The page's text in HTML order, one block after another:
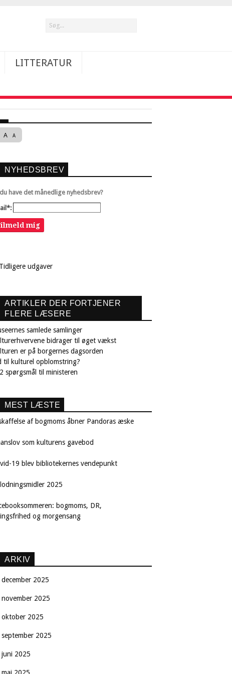
LITTERATUR
A A
NYHEDSBREV
have det månedlige nyhedsbrev?
mig
Tidligere udgaver
ARTIKLER DER FORTJENER
FLERE LÆSERE
samlede samlinger
bidrager til øget vækst
er på borgernes dagsorden
til kulturel opblomstring?
spørgsmål til ministeren
MEST LÆSTE
af bogmoms åbner Pandoras æske
som kulturens gavebod
19 blev bibliotekernes vendepunkt
2025
bogmoms, DR,
og morgensang
ARKIV
december 2025
november 2025
oktober 2025
september 2025
juni 2025